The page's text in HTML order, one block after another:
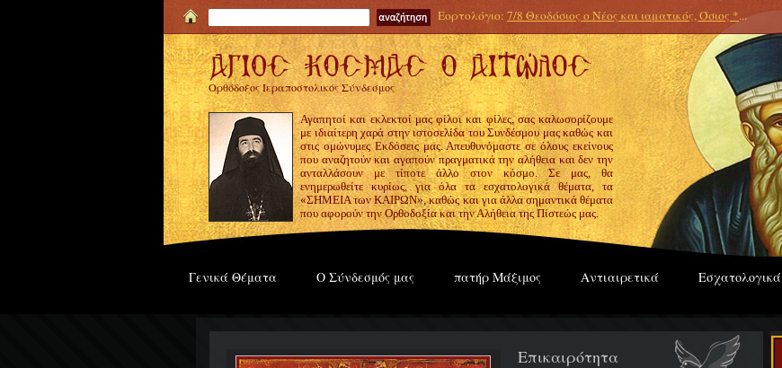
Εορτολόγιο: 7/8 Θεοδόσιος ο Νέος και ιαματικός, Όσιος *...
Ορθόδοξος Ιεραποστολικός Σύνδεσμος
Αγαπητοί και εκλεκτοί μας φίλοι και φίλες, σας καλωσορίζουμε
με ιδιαίτερη χαρά στην ιστοσελίδα του Συνδέσμου μας καθώς και
στις ομώνυμες Εκδόσεις μας. Απευθυνόμαστε σε όλους εκείνους
που αναζητούν και αγαπούν πραγματικά την αλήθεια και δεν την
ανταλλάσουν με τίποτε άλλο στον κόσμο. Σε μας, θα
ενημερωθείτε κυρίως, για όλα τα εσχατολογικά θέματα, τα
«ΣΗΜΕΙΑ των ΚΑΙΡΩΝ», καθώς και για άλλα σημαντικά θέματα
που αφορούν την Ορθοδοξία και την Αλήθεια της Πίστεώς μας.
Γενικά Θέματα Ο Σύνδεσμός μας πατήρ Μάξιμος Αντιαιρετικά Εσχατολογικά
Επικαιρότητα